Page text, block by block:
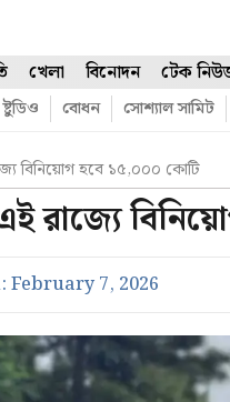
খেলা বিনোদন টেক
ষ্টুডিও বোধন সোশ্যাল সামিট
বিনিয়োগ হবে ১৫,০০০ কোটি
এই রাজ্যে
February 7, 2026